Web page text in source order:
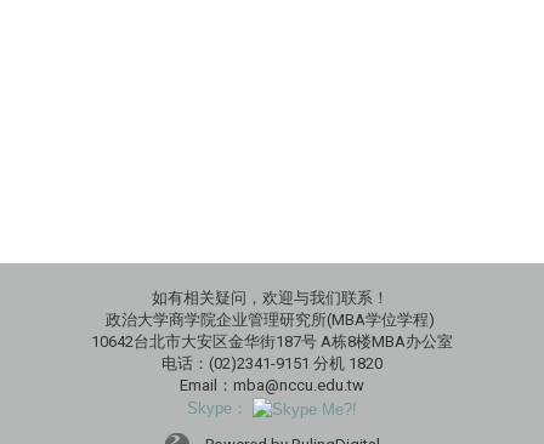
如有相关疑问，欢迎与我们联系！
政治大学商学院企业管理研究所(MBA学位学程)
10642台北市大安区金华街187号 A栋8楼MBA办公室
电话：(02)2341-9151 分机 1820
Email：mba@nccu.edu.tw
Skype：